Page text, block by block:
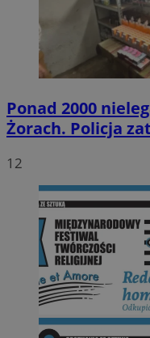
Ponad 2000
Żorach. Policja
12